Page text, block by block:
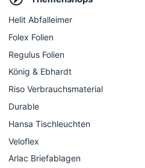
Helit Abfalleimer
Folex Folien
Regulus Folien
König & Ebhardt
Riso Verbrauchsmaterial
Durable
Hansa Tischleuchten
Veloflex
Arlac Briefablagen